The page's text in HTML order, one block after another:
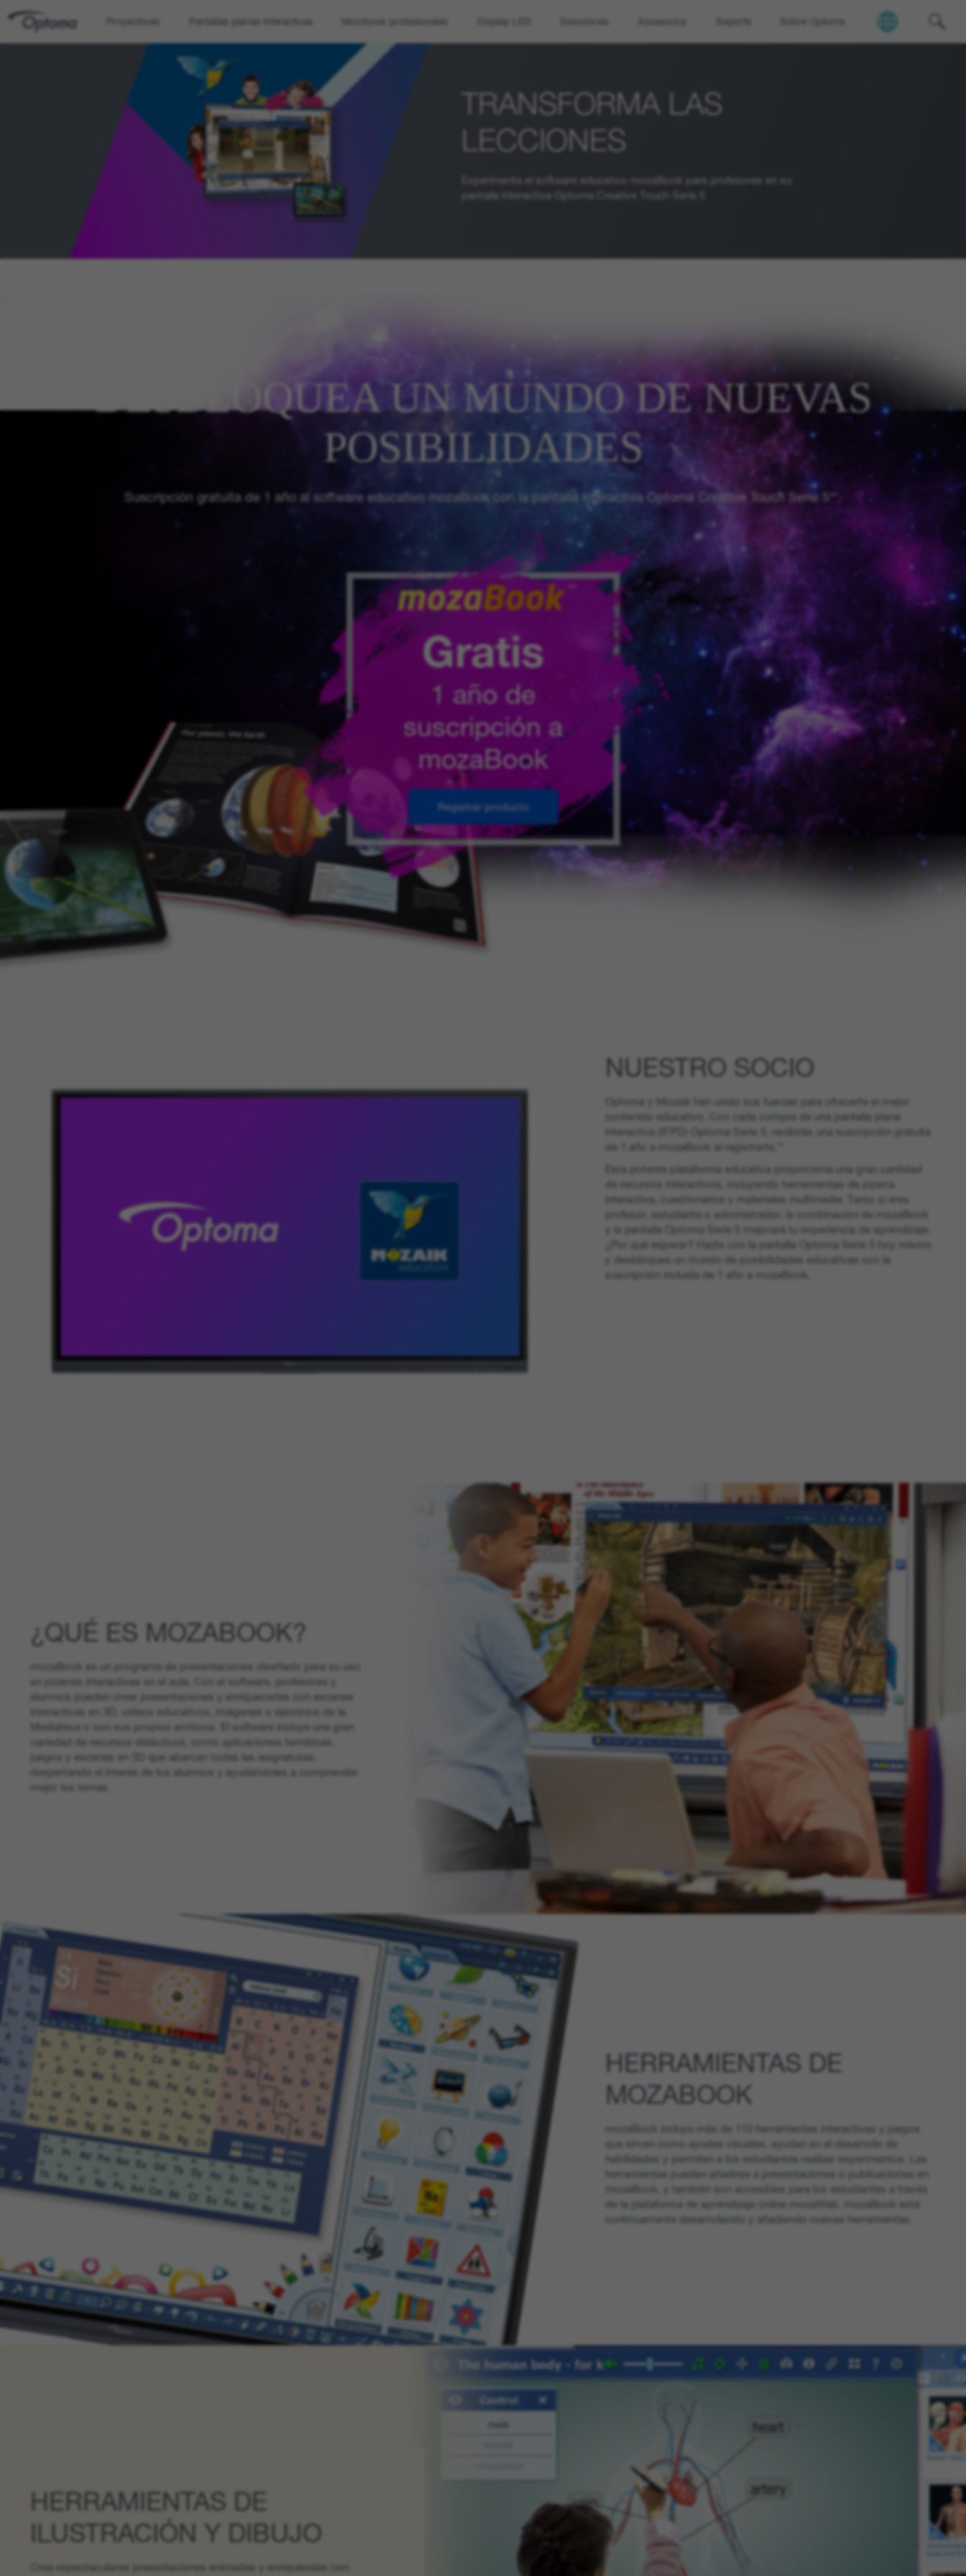
OPTOMA
Proyectores Pantallas planas interactivas
TRANSFORMA LAS
LECCIONES
Experimenta el software educativo mozaBook para profesores en su
pantalla interactiva Optoma Creative Touch Serie 5
DESBLOQUEA UN MUNDO DE NUEVAS
POSIBILIDADES
Suscripción gratuita de 1 año al software educativo mozaBook con la pantalla interactiva Optoma Creative Touch Serie 5**.
Gratis
1 año de
suscripción a
mozaBook
Registrar producto
NUESTRO SOCIO
Optoma y Mozaik han unido sus fuerzas para ofrecerte el mejor
contenido educativo. Con cada compra de una pantalla plana
interactiva (IFPD) Optoma Serie 5, recibirás una suscripción gratuita
de 1 año a mozaBook al registrarte.**
Esta potente plataforma educativa proporciona una gran cantidad
de recursos interactivos, incluyendo herramientas de pizarra
interactiva, cuestionarios y materiales multimedia. Tanto si eres
profesor, estudiante o administrador, la combinación de mozaBook
y la pantalla Optoma Serie 5 mejorará tu experiencia de aprendizaje.
¿Por qué esperar? Hazte con la pantalla Optoma Serie 5 hoy mismo
y desbloquea un mundo de posibilidades educativas con la
suscripción incluida de 1 año a mozaBook.
¿QUÉ ES MOZABOOK?
mozaBook es un programa de presentaciones diseñado para su uso
en pizarras interactivas en el aula. Con el software, profesores y
alumnos pueden crear presentaciones y enriquecerlas con escenas
interactivas en 3D, vídeos educativos, imágenes o ejercicios de la
Mediateca o con sus propios archivos. El software incluye una gran
variedad de recursos didácticos, como aplicaciones temáticas,
juegos y escenas en 3D que abarcan todas las asignaturas,
despertando el interés de los alumnos y ayudándoles a comprender
mejor los temas.
HERRAMIENTAS DE
MOZABOOK
mozaBook incluye más de 110 herramientas interactivas y juegos
que sirven como ayudas visuales, ayudan en el desarrollo de
habilidades y permiten a los estudiantes realizar experimentos. Las
herramientas pueden añadirse a presentaciones o publicaciones en
mozaBook, y también son accesibles para los estudiantes a través
de la plataforma de aprendizaje online mozaWeb. mozaBook está
continuamente desarrollando y añadiendo nuevas herramientas.
HERRAMIENTAS DE
ILUSTRACIÓN Y DIBUJO
Crea espectaculares presentaciones animadas y enriquécelas con